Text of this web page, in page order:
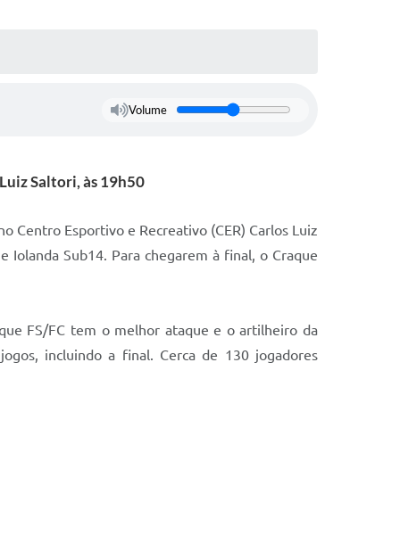
Volume
Saltori, às 19h50
Centro Esportivo e Recreativo (CER) Carlos Luiz
Iolanda Sub14. Para chegarem à final, o Craque
FS/FC tem o melhor ataque e o artilheiro da
incluindo a final. Cerca de 130 jogadores